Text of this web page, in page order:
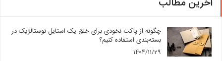
چگونه از پاکت نخودی برای خلق یک استایل نوستالژیک در
بسته‌بندی استفاده کنیم؟
1404/11/29